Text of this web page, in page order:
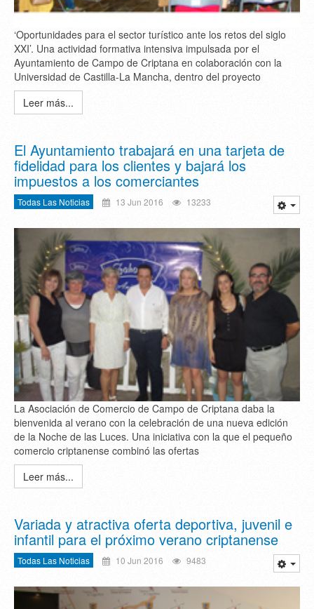
‘Oportunidades para el sector turístico ante los retos del siglo
XXI’. Una actividad formativa intensiva impulsada por el
Ayuntamiento de Campo de Criptana en colaboración con la
Universidad de Castilla-La Mancha, dentro del proyecto
Leer más...
El Ayuntamiento trabajará en una tarjeta de
fidelidad para los clientes y bajará los
impuestos a los comerciantes
Todas Las Noticias 13 Jun 2016 13233
La Asociación de Comercio de Campo de Criptana daba la
bienvenida al verano con la celebración de una nueva edición
de la Noche de las Luces. Una iniciativa con la que el pequeño
comercio criptanense combinó las ofertas
Leer más...
Variada y atractiva oferta deportiva, juvenil e
infantil para el próximo verano criptanense
Todas Las Noticias 10 Jun 2016 9483